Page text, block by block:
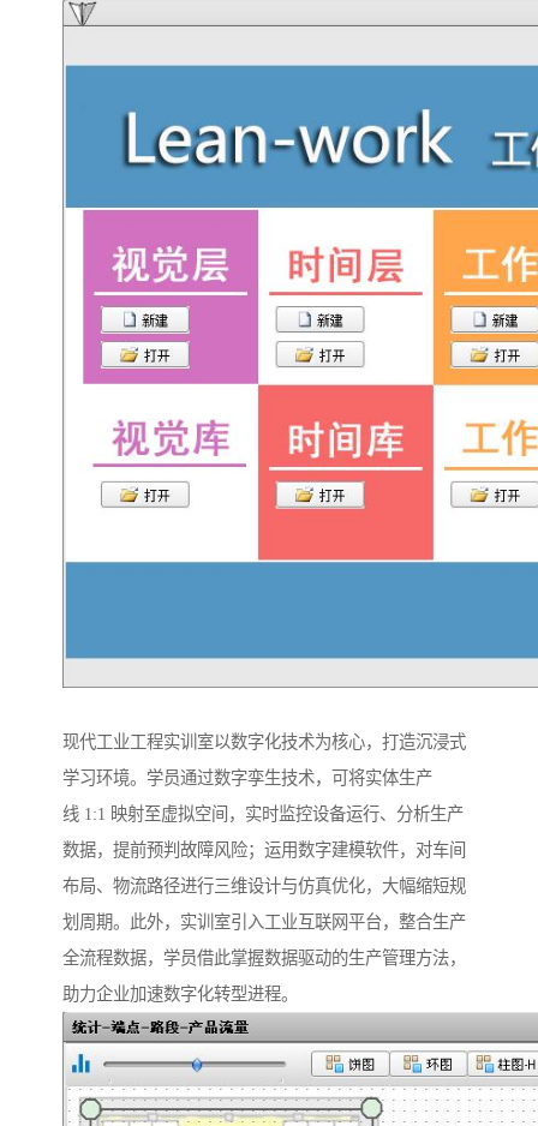
现代工业工程实训室以数字化技术为核心，打造沉浸式
学习环境。学员通过数字孪生技术，可将实体生产
线 1:1 映射至虚拟空间，实时监控设备运行、分析生产
数据，提前预判故障风险；运用数字建模软件，对车间
布局、物流路径进行三维设计与仿真优化，大幅缩短规
划周期。此外，实训室引入工业互联网平台，整合生产
全流程数据，学员借此掌握数据驱动的生产管理方法，
助力企业加速数字化转型进程。